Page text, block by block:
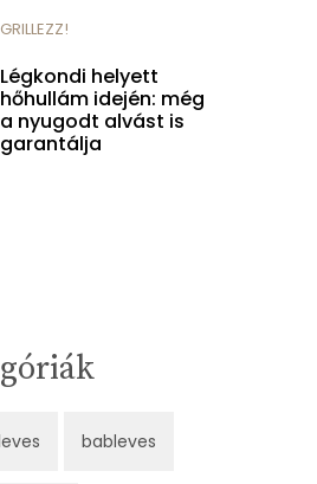
GRILLEZZ!
Légkondi helyett
hőhullám idején: még
a nyugodt alvást is
garantálja
bableves